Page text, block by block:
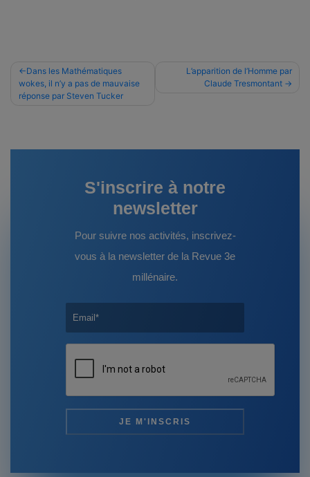
Navigation
de
Dans les Mathématiques
wokes, il n’y a pas de mauvaise
réponse par Steven Tucker
L’apparition de l’Homme par
Claude Tresmontant
S'inscrire à notre
newsletter
Pour suivre nos activités, inscrivez-
vous à la newsletter de la Revue 3e
millénaire.